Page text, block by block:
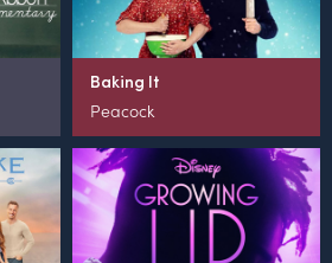
Baking It
Peacock